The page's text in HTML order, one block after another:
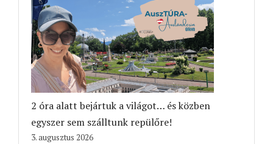
2 óra alatt bejártuk a világot… és közben
egyszer sem szálltunk repülőre!
3. augusztus 2026